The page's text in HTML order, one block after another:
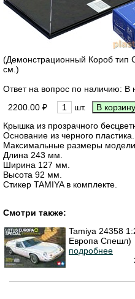
(Демонстрационный Короб тип
см.)
Ответ на вопрос по наличию: В
2200.00 ₽
шт.
Крышка из прозрачного
Основание из черного пластика.
Максимальные размеры
Длина 243 мм.
Ширина 127 мм.
Высота 92 мм.
Стикер TAMIYA в комплекте.
Смотри также:
Tamiya 24358
Европа Спешл)
подробнее